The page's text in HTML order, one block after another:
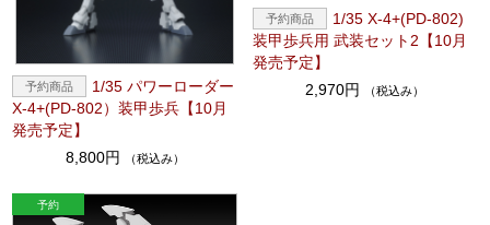
1/35 パワーローダー
X-4+(PD-802）装甲歩兵【10月
発売予定】
8,800円
（税込み）
1/35 X-4+(PD-802)
装甲歩兵用 武装セット2【10月
発売予定】
2,970円
（税込み）